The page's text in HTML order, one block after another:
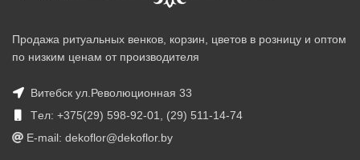
Продажа ритуальных венков, корзин, цветов в розницу и оптом
по низким ценам от производителя
Витебск ул.Революционная 33
Tел: +375(29) 598-92-01, (29) 511-14-74
E-mail: dekoflor@dekoflor.by